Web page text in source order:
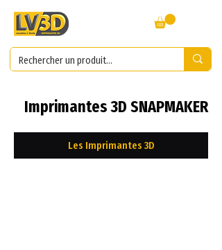
Imprimantes 3D SNAPMAKER
Les Imprimantes 3D